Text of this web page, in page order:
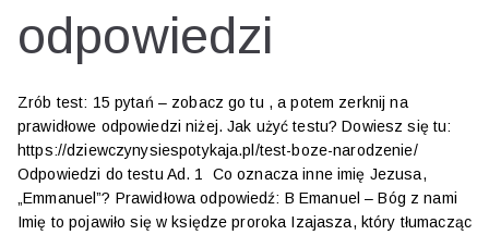
odpowiedzi
Zrób test: 15 pytań – zobacz go tu , a potem zerknij na
prawidłowe odpowiedzi niżej. Jak użyć testu? Dowiesz się tu:
https://dziewczynysiespotykaja.pl/test-boze-narodzenie/
Odpowiedzi do testu Ad. 1 Co oznacza inne imię Jezusa,
„Emmanuel”? Prawidłowa odpowiedź: B Emanuel – Bóg z nami
Imię to pojawiło się w księdze proroka Izajasza, który tłumacząc